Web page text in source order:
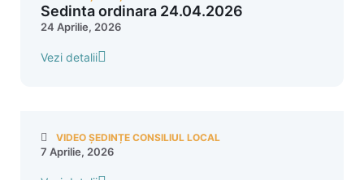
Sedinta ordinara 24.04.2026
24 Aprilie, 2026
Vezi detalii
VIDEO ȘEDINȚE CONSILIUL LOCAL
7 Aprilie, 2026